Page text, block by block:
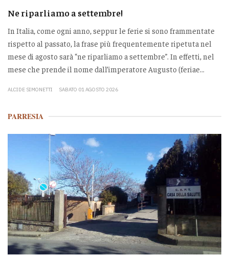
Ne riparliamo a settembre!
In Italia, come ogni anno, seppur le ferie si sono frammentate
rispetto al passato, la frase più frequentemente ripetuta nel
mese di agosto sarà “ne riparliamo a settembre”. In effetti, nel
mese che prende il nome dall’imperatore Augusto (feriae...
ALCIDE SIMONETTI SABATO 01 AGOSTO 2026
PARRESIA